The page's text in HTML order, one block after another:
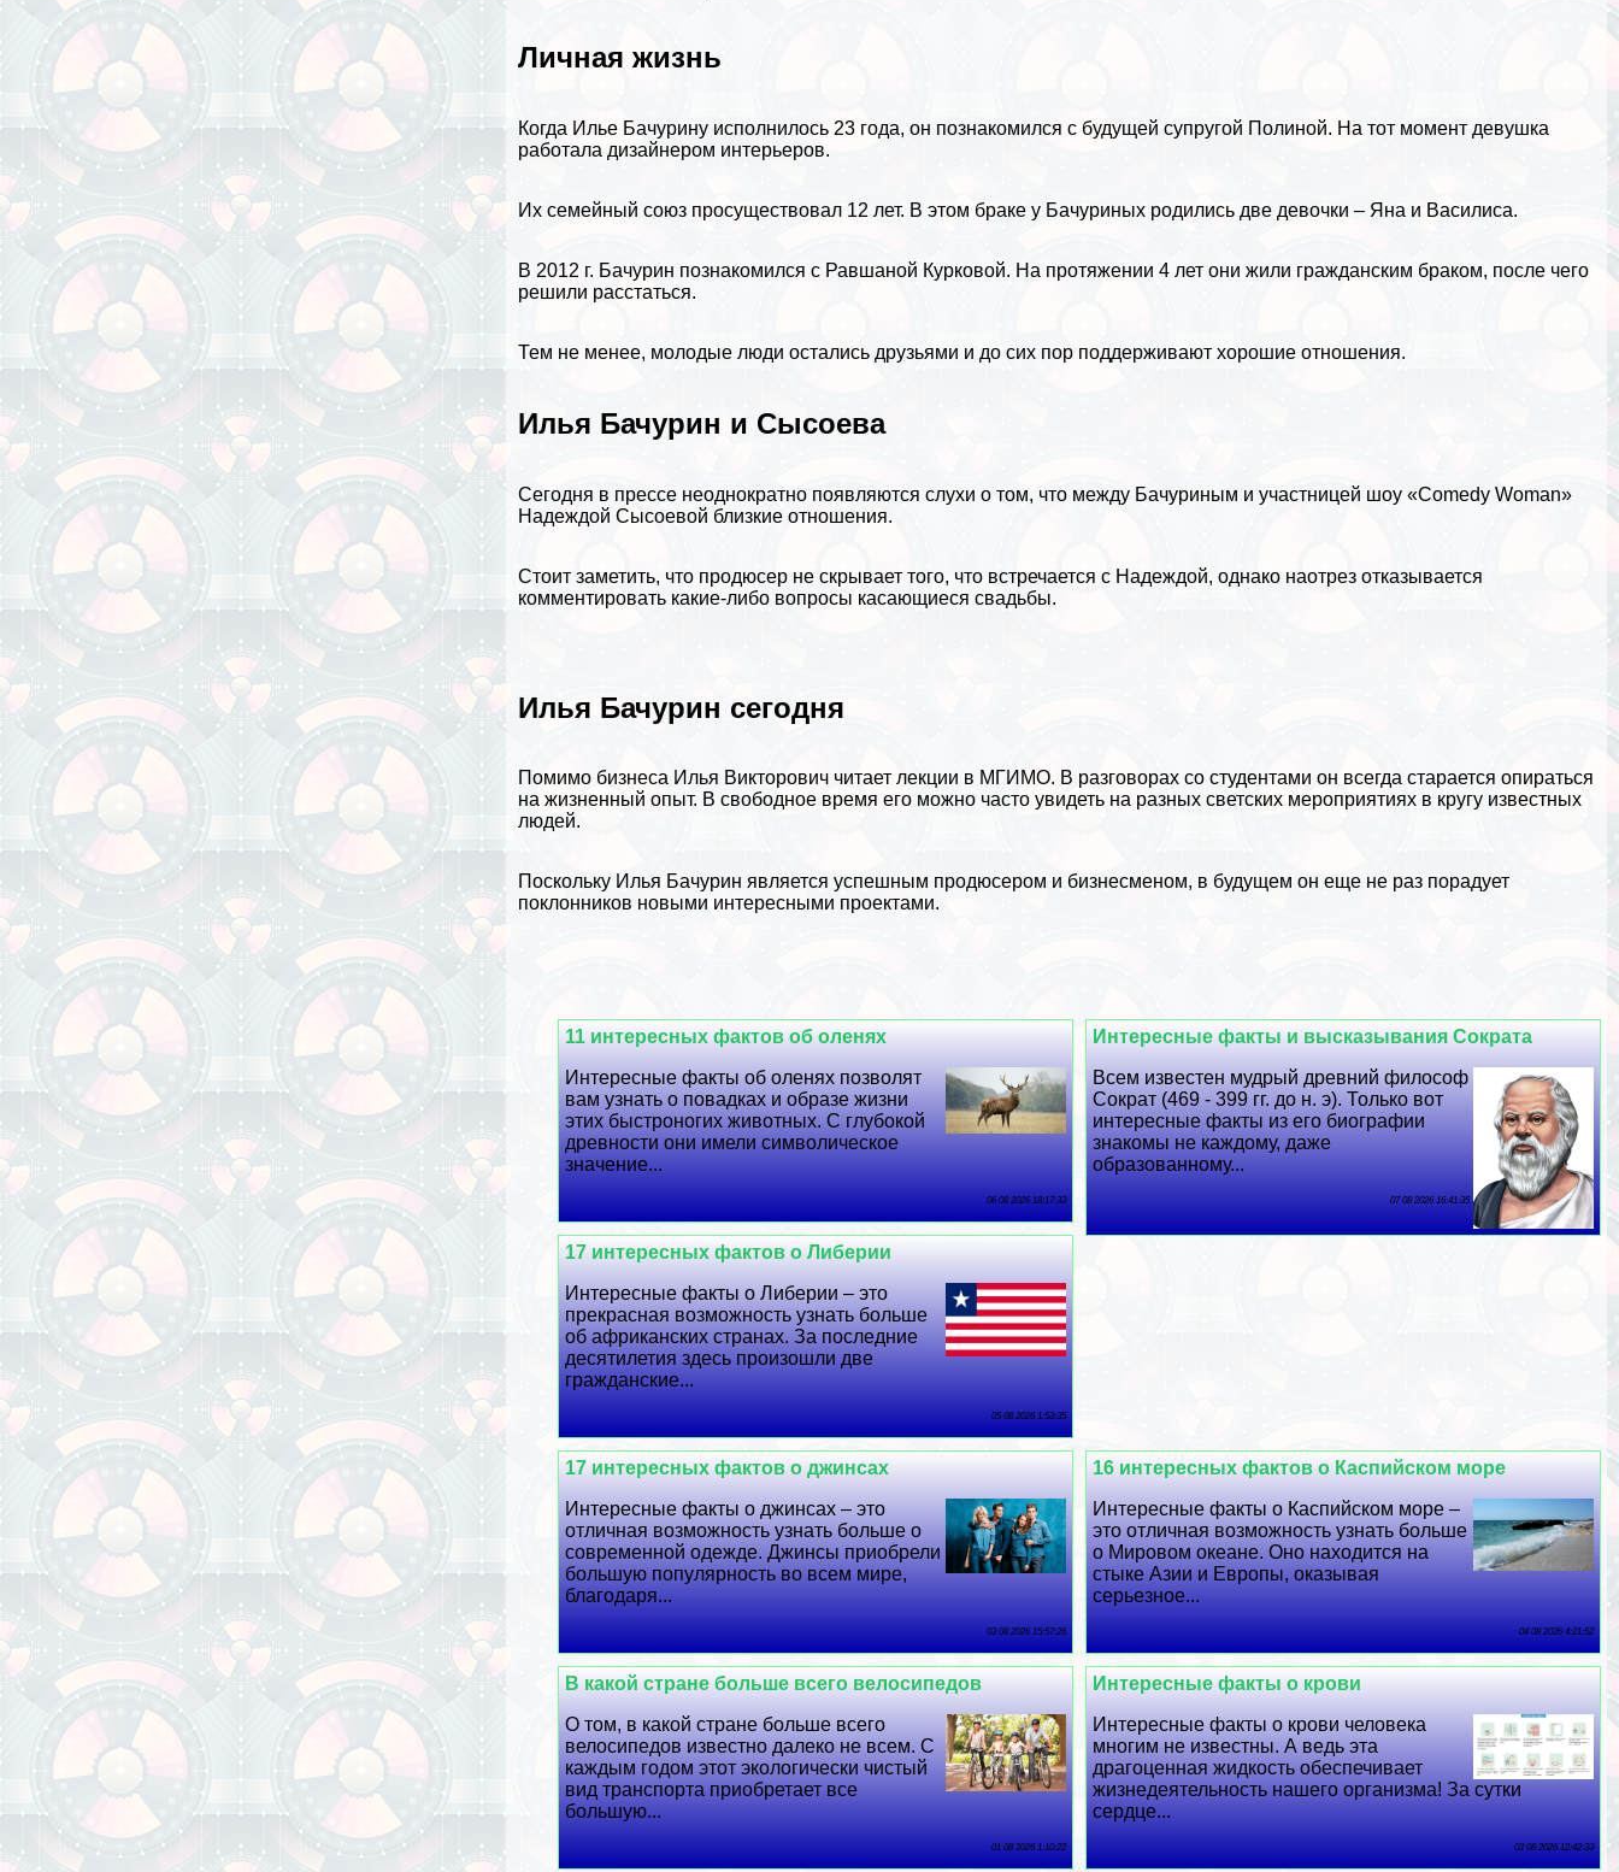
Личная жизнь
Когда Илье Бачурину исполнилось 23 года, он познакомился с будущей супругой Полиной. На тот момент дeвyшка
работала дизайнером интерьеров.
Их семейный союз просуществовал 12 лет. В этом бpaке у Бачуриных родились две дeвoчки – Яна и Василиса.
В 2012 г. Бачурин познакомился с Равшаной Курковой. На протяжении 4 лет они жили гражданским бpaком, после чего
решили расстаться.
Тем не менее, молодые люди остались друзьями и до сих пор поддерживают хорошие отношения.
Илья Бачурин и Сысоева
Сегодня в прессе неоднократно появляются слухи о том, что между Бачуриным и участницей шоу «Comedy Woman»
Надеждой Сысоевой близкие отношения.
Стоит заметить, что продюсер не скрывает того, что встречается с Надеждой, однако наотрез отказывается
комментировать какие-либо вопросы касающиеся свадьбы.
Илья Бачурин сегодня
Помимо бизнеса Илья Викторович читает лекции в МГИМО. В разговорах со студентами он всегда старается опираться
на жизненный опыт. В свободное время его можно часто увидеть на разных светских мероприятиях в кругу известных
людей.
Поскольку Илья Бачурин является успешным продюсером и бизнесменом, в будущем он еще не раз порадует
поклонников новыми интересными проектами.
Интересные факты и высказывания Сократа
Всем известен мудрый древний философ
Сократ (469 - 399 гг. до н. э). Только вот
интересные факты из его биографии
знакомы не каждому, даже
образованному...
07 08 2026 16:41:35
11 интересных фактов об оленях
Интересные факты об оленях позволят
вам узнать о повадках и образе жизни
этих быстроногих животных. С глубокой
древности они имели символическое
значение...
06 08 2026 18:17:33
17 интересных фактов о Либерии
Интересные факты о Либерии – это
прекрасная возможность узнать больше
об африканских странах. За последние
десятилетия здесь произошли две
гражданские...
05 08 2026 1:53:35
16 интересных фактов о Каспийском море
Интересные факты о Каспийском море –
это отличная возможность узнать больше
о Мировом океане. Оно находится на
стыке Азии и Европы, оказывая
серьезное...
04 08 2026 4:21:52
17 интересных фактов о джинсах
Интересные факты о джинсах – это
отличная возможность узнать больше о
современной одежде. Джинсы приобрели
большую популярность во всем мире,
благодаря...
03 08 2026 15:57:26
Интересные факты о крови
Интересные факты о крови человека
многим не известны. А ведь эта
драгоценная жидкость обеспечивает
жизнедеятельность нашего организма! За сутки
сердце...
02 08 2026 12:42:33
В какой стране больше всего велосипедов
О том, в какой стране больше всего
велосипедов известно далеко не всем. С
каждым годом этот экологически чистый
вид трaнcпорта приобретает все
большую...
01 08 2026 1:10:22